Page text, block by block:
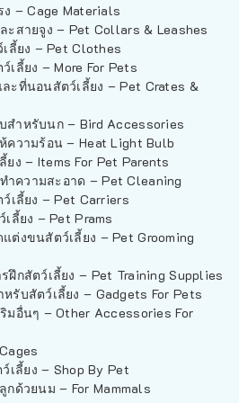
ง – Cage Materials
ะสายจูง – Pet Collars & Leashes
เลี้ยง – Pet Clothes
เลี้ยง – More For Pets
ะที่นอนสัตว์เลี้ยง – Pet Crates &
สำหรับนก – Bird Accessories
ความร้อน – Heat Light Bulb
ยง – Items For Pet Parents
ความสะอาด – Pet Cleaning
ว์เลี้ยง – Pet Carriers
เลี้ยง – Pet Prams
ต่งขนสัตว์เลี้ยง – Pet Grooming
ฝึกสัตว์เลี้ยง – Pet Training Supplies
หรับสัตว์เลี้ยง – Gadgets For Pets
มอื่นๆ – Other Accessories For
เลี้ยง – Shop By Pet
กด้วยนม – For Mammals